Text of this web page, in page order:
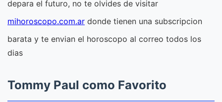
depara el futuro, no te olvides de visitar
mihoroscopo.com.ar donde tienen una subscripcion
barata y te envian el horoscopo al correo todos los
dias
Tommy Paul como Favorito